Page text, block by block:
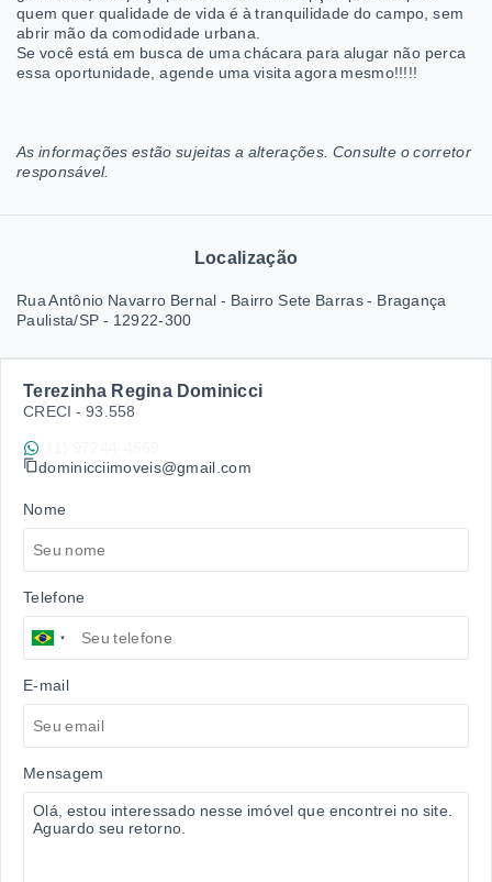
quem quer qualidade de vida é à tranquilidade do campo, sem
abrir mão da comodidade urbana.
Se você está em busca de uma chácara para alugar não perca
essa oportunidade, agende uma visita agora mesmo!!!!!
As informações estão sujeitas a alterações. Consulte o corretor
responsável.
Localização
Rua Antônio Navarro Bernal - Bairro Sete Barras - Bragança
Paulista/SP - 12922-300
Terezinha Regina Dominicci
CRECI - 93.558
dominicciimoveis@gmail.com
Nome
Telefone
E-mail
Mensagem